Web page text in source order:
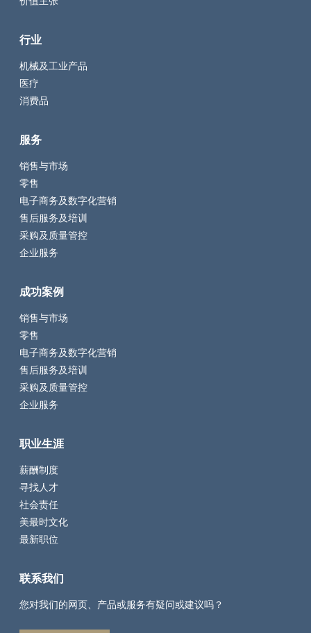
行业
机械及工业产品
医疗
消费品
服务
销售与市场
零售
电子商务及数字化营销
售后服务及培训
采购及质量管控
企业服务
成功案例
销售与市场
零售
电子商务及数字化营销
售后服务及培训
采购及质量管控
企业服务
职业生涯
薪酬制度
寻找人才
社会责任
美最时文化
最新职位
联系我们
您对我们的网页、产品或服务有疑问或建议吗？